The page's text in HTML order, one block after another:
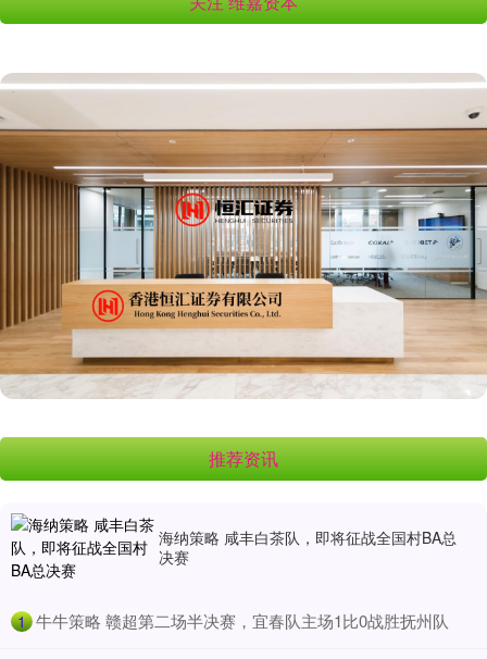
推荐资讯
海纳策略 咸丰白茶队，即将征战全国村BA总
决赛
1 ​牛牛策略 赣超第二场半决赛，宜春队主场1比0战胜抚州队